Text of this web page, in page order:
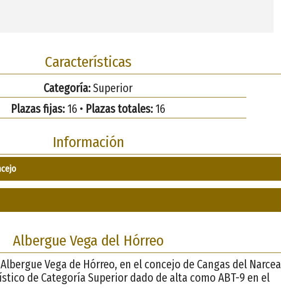
Características
Categoría:Superior
Plazas fijas: 16 • Plazas totales: 16
Información
Albergue Vega del Hórreo
Vega de Hórreo, en el concejo de Cangas del Narcea
de Categoría Superior dado de alta como ABT-9 en el